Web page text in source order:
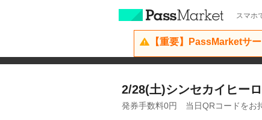
スマホ
【重要】PassMarketサ
2/28(土)シンセカイヒー
発券手数料0円 当日QRコードをお